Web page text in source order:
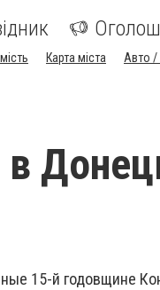
Карта міста Авто
в
15-й годовщине